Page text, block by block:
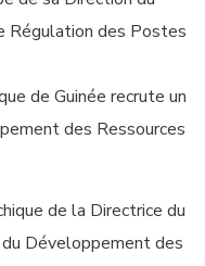
Régulation des Postes
de Guinée recrute un
des Ressources
de la Directrice du
Développement des